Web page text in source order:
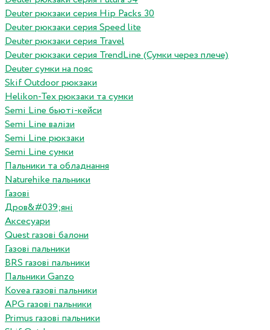
Deuter рюкзаки серия Hip Packs 30
Deuter рюкзаки серия Speed lite
Deuter рюкзаки серия Travel
Deuter рюкзаки серия TrendLine (Сумки через плече)
Deuter сумки на пояс
Skif Outdoor рюкзаки
Helikon-Tex рюкзаки та сумки
Semi Line бьюті-кейси
Semi Line валізи
Semi Line рюкзаки
Semi Line сумки
Пальники та обладнання
Naturehike пальники
Газові
Дров&#039;яні
Аксесуари
Quest газові балони
Газові пальники
BRS газові пальники
Пальники Ganzo
Kovea газові пальники
APG газові пальники
Primus газові пальники